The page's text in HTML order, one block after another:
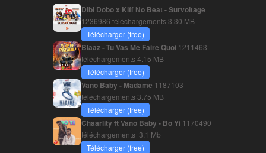
Dibi Dobo x Kiff No Beat - Survoltage
1236986 téléchargements3.30 MB
Télécharger (free)
Blaaz - Tu Vas Me Faire Quoi 1211463
téléchargements4.15 MB
Télécharger (free)
Vano Baby - Madame 1187103
téléchargements3.75 MB
Télécharger (free)
Chaarlity ft Vano Baby - Bo Yi 1170490
téléchargements 3.1 Mb
Télécharger (free)